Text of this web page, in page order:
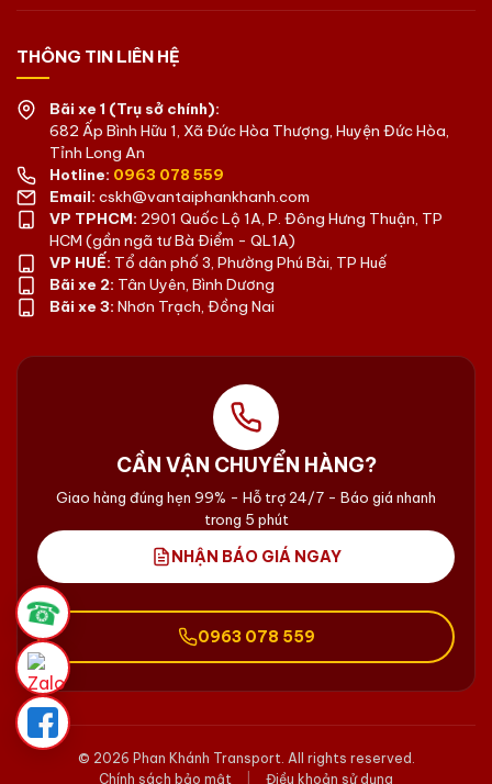
THÔNG TIN LIÊN HỆ
Bãi xe 1 (Trụ sở chính):
682 Ấp Bình Hữu 1, Xã Đức Hòa Thượng, Huyện Đức Hòa,
Tỉnh Long An
Hotline: 0963 078 559
Email: cskh@vantaiphankhanh.com
VP TPHCM: 2901 Quốc Lộ 1A, P. Đông Hưng Thuận, TP
HCM (gần ngã tư Bà Điểm - QL1A)
VP HUẾ: Tổ dân phố 3, Phường Phú Bài, TP Huế
Bãi xe 2: Tân Uyên, Bình Dương
Bãi xe 3: Nhơn Trạch, Đồng Nai
CẦN VẬN CHUYỂN HÀNG?
Giao hàng đúng hẹn 99% - Hỗ trợ 24/7 - Báo giá nhanh
trong 5 phút
NHẬN BÁO GIÁ NGAY
0963 078 559
© 2026 Phan Khánh Transport. All rights reserved.
Chính sách bảo mật
Điều khoản sử dụng
☎